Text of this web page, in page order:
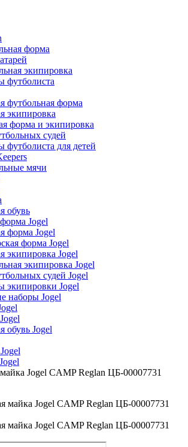
форма
экипировка
футболиста
футбольная форма
экипировка
форма и экипировка
судей
футболиста для детей
мячи
обувь
Jogel
форма Jogel
форма Jogel
экипировка Jogel
экипировка Jogel
судей Jogel
экипировки Jogel
наборы Jogel
обувь Jogel
Jogel CAMP Reglan ЦБ-00007731